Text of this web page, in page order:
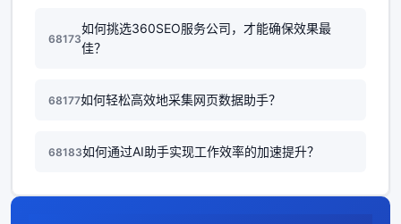
68173
如何挑选360SEO服务公司，才能确保效果最
佳？
68177如何轻松高效地采集网页数据助手？
68183如何通过AI助手实现工作效率的加速提升？